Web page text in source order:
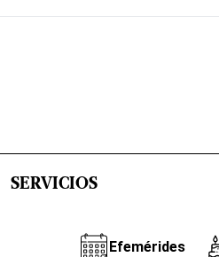
SERVICIOS
Efemérides